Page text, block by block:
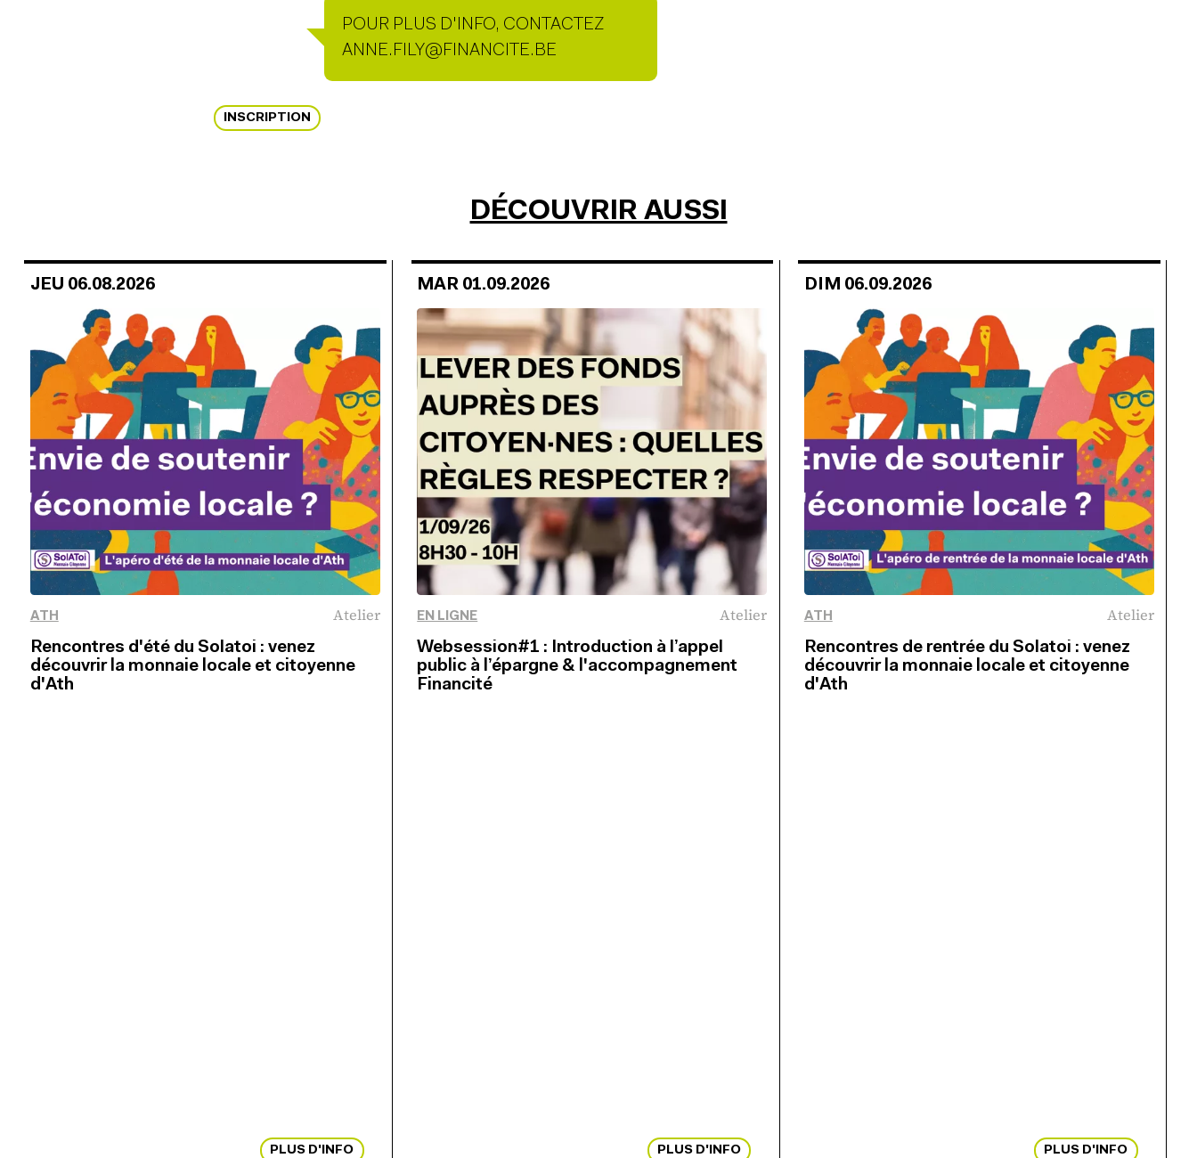
INSCRIPTION
POUR PLUS D'INFO, CONTACTEZ
PERSONNE DE CONTACT
ANNE.FILY@FINANCITE.BE
DÉCOUVRIR AUSSI
JEU 06.08.2026
ATH Atelier
Rencontres d'été du Solatoi : venez
découvrir la monnaie locale et citoyenne
d'Ath
PLUS D'INFO
MAR 01.09.2026
EN LIGNE Atelier
Websession#1 : Introduction à l’appel
public à l’épargne & l'accompagnement
Financité
PLUS D'INFO
DIM 06.09.2026
ATH Atelier
Rencontres de rentrée du Solatoi : venez
découvrir la monnaie locale et citoyenne
d'Ath
PLUS D'INFO